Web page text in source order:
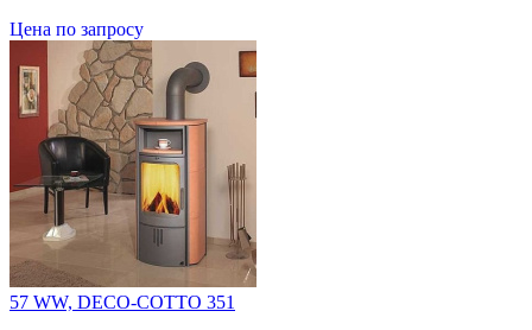
Цена по запросу
57 WW, DECO-COTTO 351